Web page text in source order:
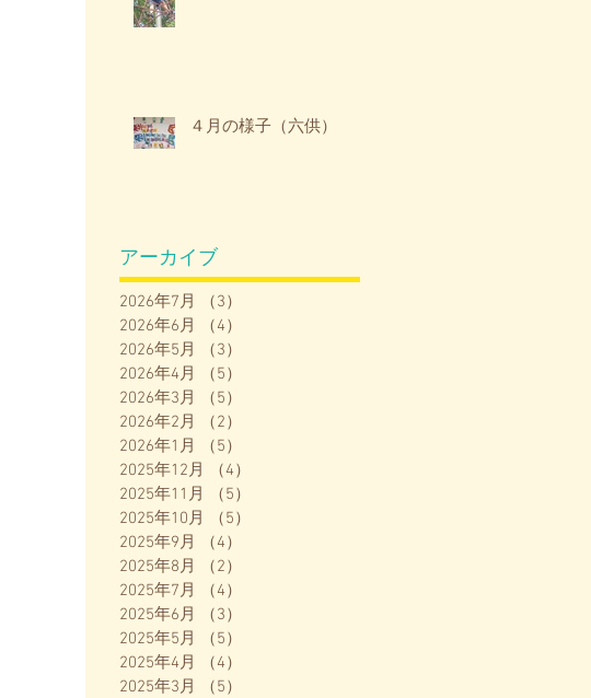
４月の様子（六供）
アーカイブ
2026年7月 （3）
2026年6月
（4）
2026年5月
（3）
2026年4月
（5）
2026年3月
（5）
2026年2月
（2）
2026年1月
（5）
2025年12月
（4）
2025年11月
（5）
2025年10月
（5）
2025年9月
（4）
2025年8月
（2）
2025年7月
（4）
2025年6月
（3）
2025年5月
（5）
2025年4月
（4）
2025年3月
（5）